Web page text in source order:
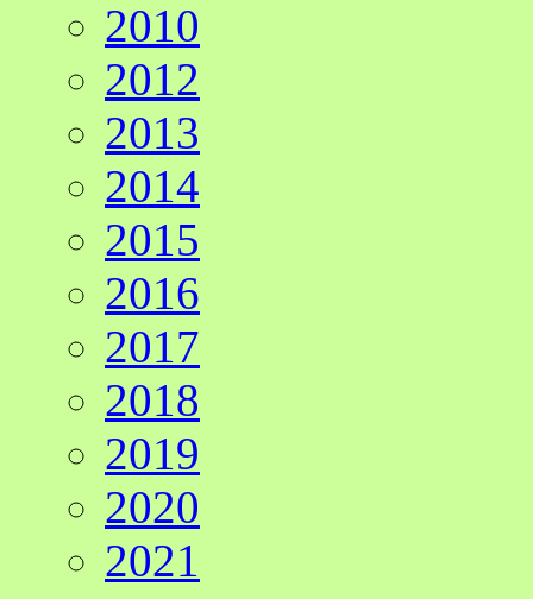
2010
2012
2013
2014
2015
2016
2017
2018
2019
2020
2021